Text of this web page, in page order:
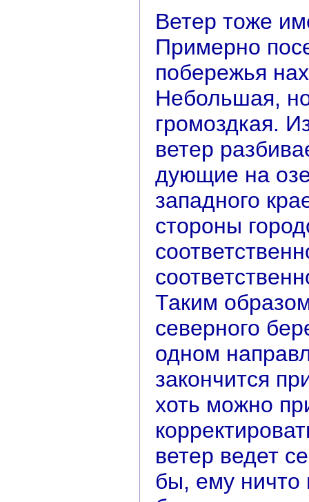
Ветер тоже
Примерно
побережья
Небольшая,
громоздкая.
ветер
дующие на
западного
стороны
Таким
северного
одном
закончится
хоть можно
ветер ведет
бы, ему